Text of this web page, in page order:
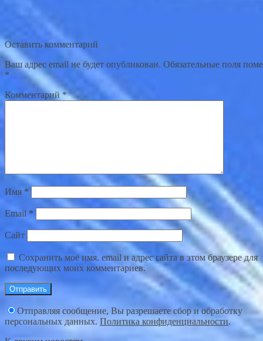
Оставить комментарий
Ваш адрес email не будет опубликован. Обязательные поля
*
Комментарий *
Имя *
Email *
Сайт
Сохранить моё имя, email и адрес сайта в этом браузере для
последующих моих комментариев.
Отправляя сообщение, Вы разрешаете сбор и обработку
персональных данных. Политика конфиденциальности.